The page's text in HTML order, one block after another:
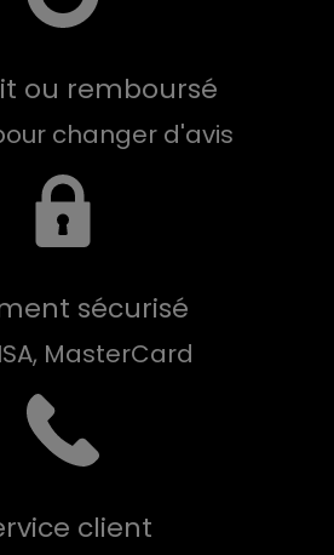
ou remboursé
changer d'avis
sécurisé
MasterCard
client